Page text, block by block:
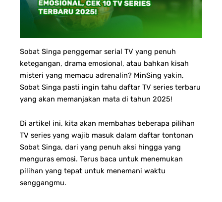
Sobat Singa penggemar serial TV yang penuh
ketegangan, drama emosional, atau bahkan kisah
misteri yang memacu adrenalin? MinSing yakin,
Sobat Singa pasti ingin tahu daftar TV series terbaru
yang akan memanjakan mata di tahun 2025!
Di artikel ini, kita akan membahas beberapa pilihan
TV series yang wajib masuk dalam daftar tontonan
Sobat Singa, dari yang penuh aksi hingga yang
menguras emosi. Terus baca untuk menemukan
pilihan yang tepat untuk menemani waktu
senggangmu.